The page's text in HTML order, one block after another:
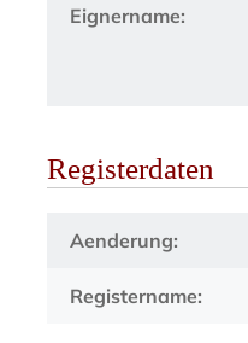
Eignername:
Registerdaten
Aenderung:
Registername: